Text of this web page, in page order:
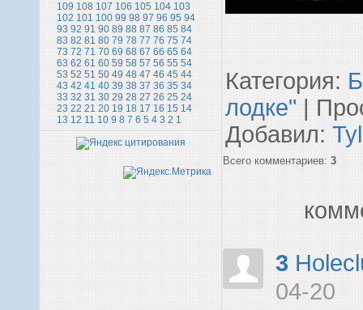
109 108 107 106 105 104 103
102 101 100 99 98 97 96 95 94
93 92 91 90 89 88 87 86 85 84
83 82 81 80 79 78 77 76 75 74
73 72 71 70 69 68 67 66 65 64
63 62 61 60 59 58 57 56 55 54
53 52 51 50 49 48 47 46 45 44
43 42 41 40 39 38 37 36 35 34
33 32 31 30 29 28 27 26 25 24
23 22 21 20 19 18 17 16 15 14
13 12 11 10 9 8 7 6 5 4 3 2 1
Категория:
лодке" |
Добавил:
Всего комментариев: 3
3
04-20